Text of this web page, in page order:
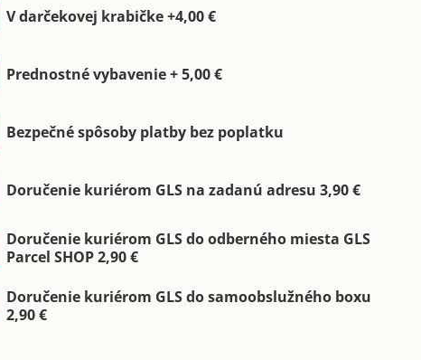
V darčekovej krabičke +4,00 €
Prednostné vybavenie + 5,00 €
Bezpečné spôsoby platby bez poplatku
Doručenie kuriérom GLS na zadanú adresu 3,90 €
Doručenie kuriérom GLS do odberného miesta GLS
Parcel SHOP 2,90 €
Doručenie kuriérom GLS do samoobslužného boxu
2,90 €